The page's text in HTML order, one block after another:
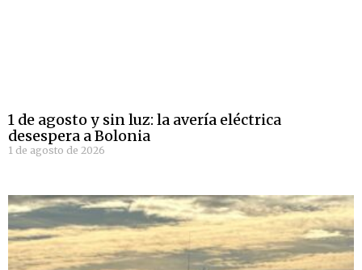
1 de agosto y sin luz: la avería eléctrica
desespera a Bolonia
1 de agosto de 2026